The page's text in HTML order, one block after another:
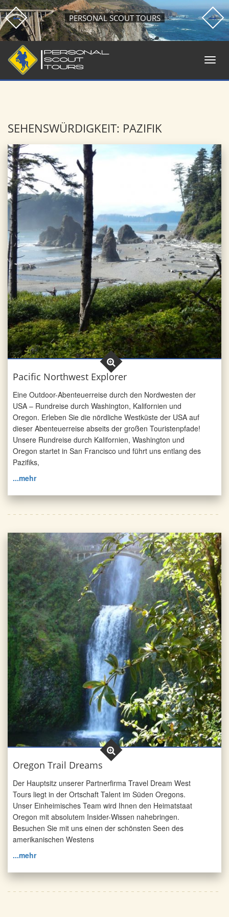
PERSONAL SCOUT TOURS
SEHENSWÜRDIGKEIT: PAZIFIK
Pacific Northwest Explorer
Eine Outdoor-Abenteuerreise durch den Nordwesten der
USA – Rundreise durch Washington, Kalifornien und
Oregon. Erleben Sie die nördliche Westküste der USA auf
dieser Abenteuerreise abseits der großen Touristenpfade!
Unsere Rundreise durch Kalifornien, Washington und
Oregon startet in San Francisco und führt uns entlang des
Pazifiks,
...mehr
Oregon Trail Dreams
Der Hauptsitz unserer Partnerfirma Travel Dream West
Tours liegt in der Ortschaft Talent im Süden Oregons.
Unser Einheimisches Team wird Ihnen den Heimatstaat
Oregon mit absolutem Insider-Wissen nahebringen.
Besuchen Sie mit uns einen der schönsten Seen des
amerikanischen Westens
...mehr